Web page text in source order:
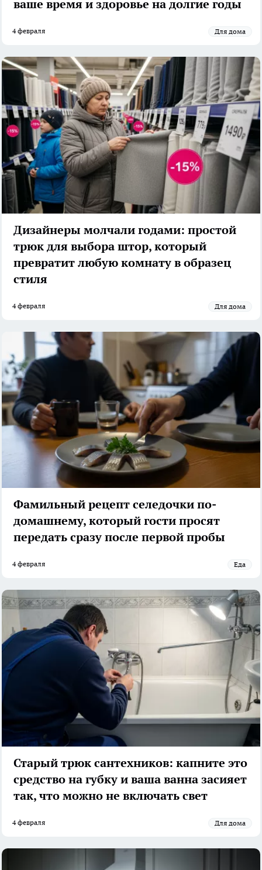
ваше время и здоровье на долгие годы
4 февраля Для дома
Дизайнеры молчали годами: простой
трюк для выбора штор, который
превратит любую комнату в образец
стиля
4 февраля Для дома
Фамильный рецепт селедочки по-
домашнему, который гости просят
передать сразу после первой пробы
4 февраля Еда
Старый трюк сантехников: капните это
средство на губку и ваша ванна засияет
так, что можно не включать свет
4 февраля Для дома